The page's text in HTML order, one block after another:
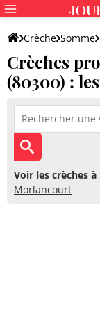
Crèche Somme
Crèches
(80300) :
Voir les crèches à
Morlancourt